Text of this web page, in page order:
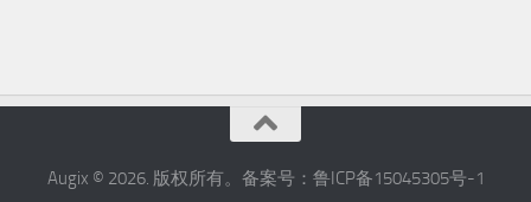
Augix © 2026. 版权所有。备案号：鲁ICP备15045305号-1